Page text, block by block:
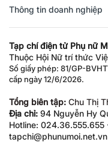
Thông tin doanh nghiệp
Tạp chí điện tử Phụ nữ
Thuộc Hội Nữ trí thức
Số giấy phép: 81/GP-
cấp ngày 12/6/2026.
Tổng biên tập: Chu Thị
Địa chỉ: 94 Nguyễn Hy
Hotline: 024.36.555.655
tapchi@phunumoi.net.vn